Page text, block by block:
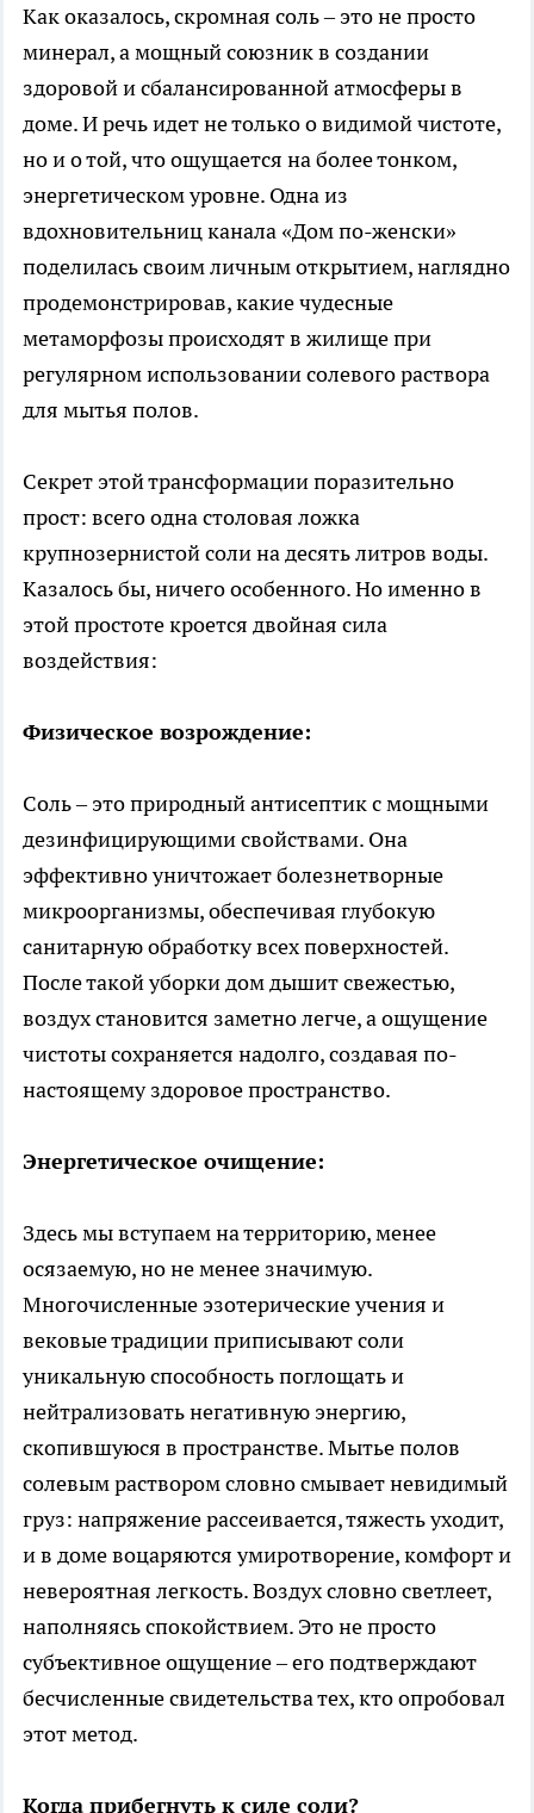
Как оказалось, скромная соль – это не просто
минерал, а мощный союзник в создании
здоровой и сбалансированной атмосферы в
доме. И речь идет не только о видимой чистоте,
но и о той, что ощущается на более тонком,
энергетическом уровне. Одна из
вдохновительниц канала «Дом по-женски»
поделилась своим личным открытием, наглядно
продемонстрировав, какие чудесные
метаморфозы происходят в жилище при
регулярном использовании солевого раствора
для мытья полов.
Секрет этой трансформации поразительно
прост: всего одна столовая ложка
крупнозернистой соли на десять литров воды.
Казалось бы, ничего особенного. Но именно в
этой простоте кроется двойная сила
воздействия:
Физическое возрождение:
Соль – это природный антисептик с мощными
дезинфицирующими свойствами. Она
эффективно уничтожает болезнетворные
микроорганизмы, обеспечивая глубокую
санитарную обработку всех поверхностей.
После такой уборки дом дышит свежестью,
воздух становится заметно легче, а ощущение
чистоты сохраняется надолго, создавая по-
настоящему здоровое пространство.
Энергетическое очищение:
Здесь мы вступаем на территорию, менее
осязаемую, но не менее значимую.
Многочисленные эзотерические учения и
вековые традиции приписывают соли
уникальную способность поглощать и
нейтрализовать негативную энергию,
скопившуюся в пространстве. Мытье полов
солевым раствором словно смывает невидимый
груз: напряжение рассеивается, тяжесть уходит,
и в доме воцаряются умиротворение, комфорт и
невероятная легкость. Воздух словно светлеет,
наполняясь спокойствием. Это не просто
субъективное ощущение – его подтверждают
бесчисленные свидетельства тех, кто опробовал
этот метод.
Когда прибегнуть к силе соли?